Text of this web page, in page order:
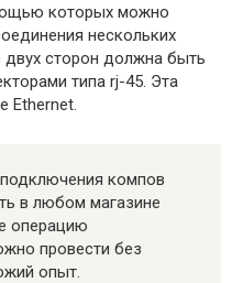
которых можно
нескольких
двух сторон должна быть
типа rj-45. Эта
Ethernet.
компов
в любом магазине
операцию
провести без
опыт.